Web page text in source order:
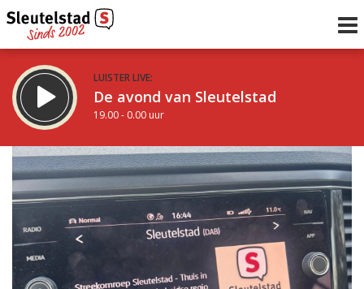
LUISTER LIVE:
De avond van Sleutelstad
19.00 - 0.00 uur
STRAKS:
De nacht van Sleutelstad
0.00 - 6.00 uur
Vorig uur
uur 1 van 0 Volgend uur